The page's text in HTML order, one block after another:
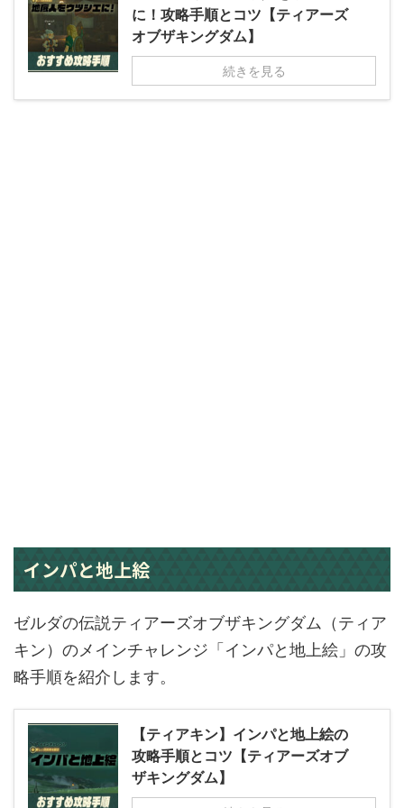
に！攻略手順とコツ【ティアーズ
オブザキングダム】
続きを見る
インパと地上絵
ゼルダの伝説ティアーズオブザキングダム（ティア
キン）のメインチャレンジ「インパと地上絵」の攻
略手順を紹介します。
【ティアキン】インパと地上絵の
攻略手順とコツ【ティアーズオブ
ザキングダム】